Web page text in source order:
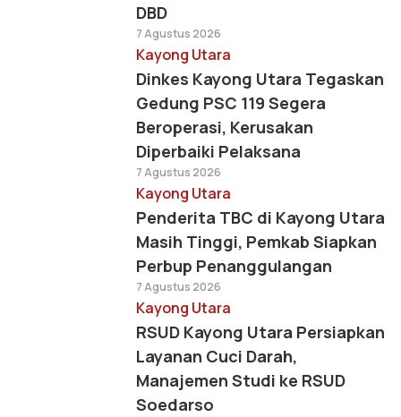
DBD
7 Agustus 2026
Kayong Utara
Dinkes Kayong Utara Tegaskan
Gedung PSC 119 Segera
Beroperasi, Kerusakan
Diperbaiki Pelaksana
7 Agustus 2026
Kayong Utara
Penderita TBC di Kayong Utara
Masih Tinggi, Pemkab Siapkan
Perbup Penanggulangan
7 Agustus 2026
Kayong Utara
RSUD Kayong Utara Persiapkan
Layanan Cuci Darah,
Manajemen Studi ke RSUD
Soedarso